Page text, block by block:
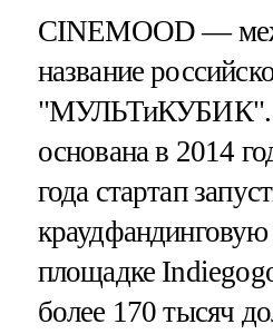
CINEMOOD —
название
"МУЛЬТиКУБИК".
основана в 2014
года стартап
площадке
более 170 тысяч